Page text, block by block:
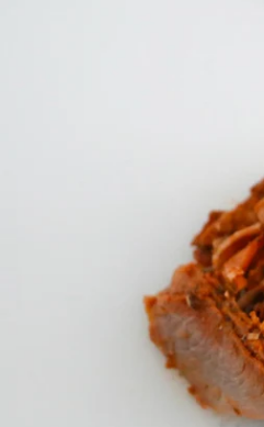
le média 0 en mode